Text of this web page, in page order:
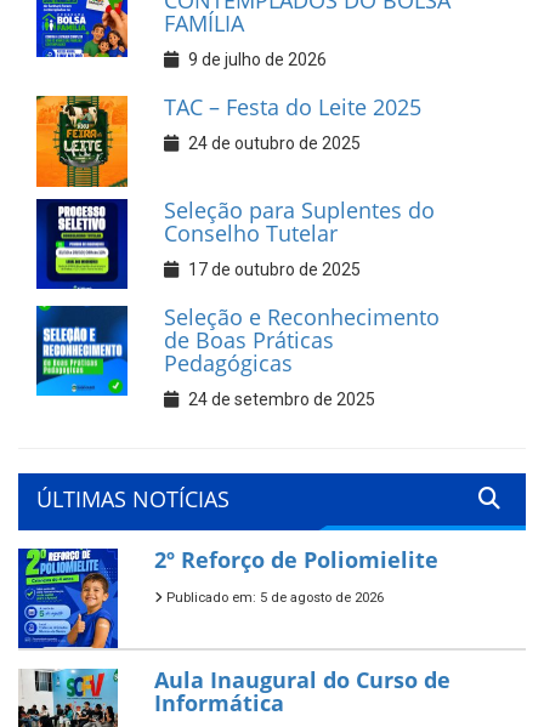
FAMÍLIA
9 de julho de 2026
TAC – Festa do Leite 2025
24 de outubro de 2025
Seleção para Suplentes do
Conselho Tutelar
17 de outubro de 2025
Seleção e Reconhecimento
de Boas Práticas
Pedagógicas
24 de setembro de 2025
ÚLTIMAS NOTÍCIAS
2º Reforço de Poliomielite
Publicado em: 5 de agosto de 2026
Aula Inaugural do Curso de
Informática